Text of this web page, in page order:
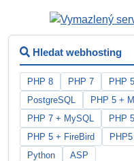
Hledat webhosting
PHP 8 PHP 7 PHP 5
PostgreSQL
PHP 5 +
PHP 7 + MySQL
PHP
PHP 5 + FireBird
Python
ASP